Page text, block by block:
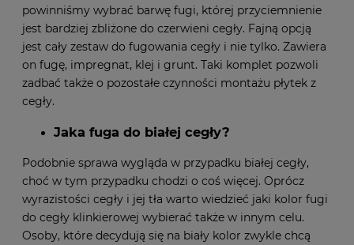
powinniśmy wybrać barwę fugi, której przyciemnienie
jest bardziej zbliżone do czerwieni cegły. Fajną opcją
jest cały zestaw do fugowania cegły i nie tylko. Zawiera
on fugę, impregnat, klej i grunt. Taki komplet pozwoli
zadbać także o pozostałe czynności montażu płytek z
cegły.
Jaka fuga do białej cegły?
Podobnie sprawa wygląda w przypadku białej cegły,
choć w tym przypadku chodzi o coś więcej. Oprócz
wyrazistości cegły i jej tła warto wiedzieć jaki kolor fugi
do cegły klinkierowej wybierać także w innym celu.
Osoby, które decydują się na biały kolor zwykle chcą